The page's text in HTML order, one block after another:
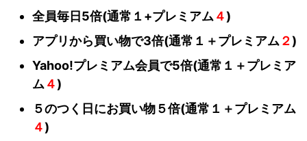
全員毎日5倍(通常１+プレミアム４)
アプリから買い物で3倍(通常１＋プレミアム２)
Yahoo!プレミアム会員で5倍(通常１＋プレミア
ム４)
５のつく日にお買い物５倍(通常１＋プレミアム
４)